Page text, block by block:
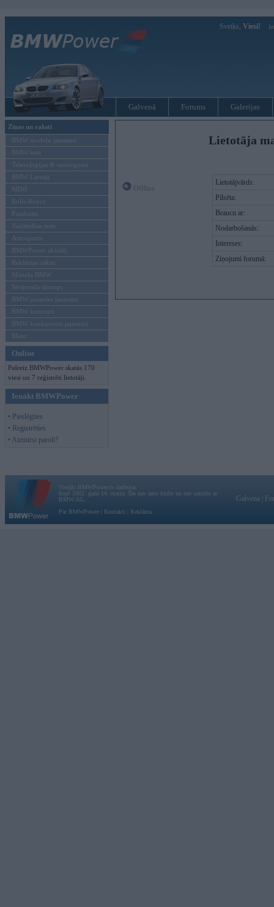
Sveiks, Viesi!
Galvenā Forums Galerijas
Ziņas un raksti
BMW modeļu jaunumi
BMW testi
Tehnoloģijas & sasniegumi
BMW Latvijā
MINI
Rolls-Royce
Pasākumi
Vadāmības tests
Autosports
BMWPower aktuāli
Reklāmas raksti
Mēneša BMW
Sērijveida tūnings
BMW pasaules jaunumi
BMW koncepti
BMW konkurentu jaunumi
Moto
Online
Pašreiz BMWPower skatās 170
viesi un 7 reģistrēti lietotāji.
Ienākt BMWPower
• Pieslēgties
• Reģistrēties
• Aizmirsi paroli?
Lietotāja
Lietotājvārds:
Pilsēta:
Braucu ar:
Nodarbošanās:
Intereses:
Ziņojumi forumā:
Vortāls BMWPower.lv darbojas
kopš 2002. gada 14. maija. Tas nav auto klubs un nav saistīts ar
BMW AG.
Par BMWPower
Kontakti Reklāma
Galvena